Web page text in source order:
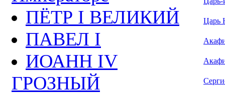
ПЁТР I ВЕЛИКИЙ
ПАВЕЛ I
ИОАНН IV
ГРОЗНЫЙ
Царь